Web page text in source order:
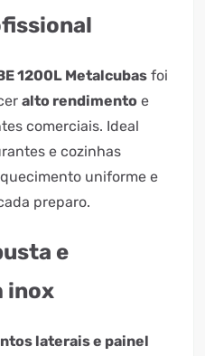
1200L Metalcubas foi
alto rendimento e
comerciais. Ideal
e cozinhas
uniforme e
preparo.
e
inox
laterais e painel